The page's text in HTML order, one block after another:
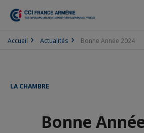
Accueil Actualités Bonne Année 2024
LA CHAMBRE
Bonne